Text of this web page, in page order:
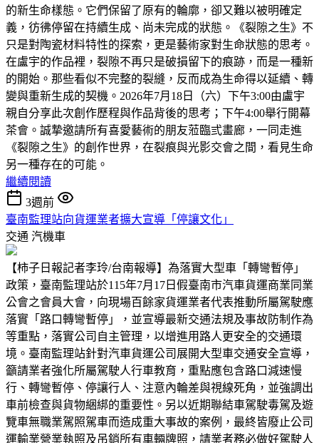
的新生命樣態。它們保留了原有的輪廓，卻又難以被明確定
義，彷彿停留在持續生成、尚未完成的狀態。《裂隙之生》不
只是對陶瓷材料特性的探索，更是藝術家對生命狀態的思考。
在盧宇的作品裡，裂隙不再只是破損留下的痕跡，而是一種新
的開始。那些看似不完整的裂縫，反而成為生命得以延續、轉
變與重新生成的契機。2026年7月18日（六）下午3:00由盧宇
親自分享此次創作歷程與作品背後的思考；下午4:00舉行開幕
茶會。誠摯邀請所有喜愛藝術的朋友蒞臨弎畫廊，一同走進
《裂隙之生》的創作世界，在裂痕與光影交會之間，看見生命
另一種存在的可能。
繼續閱讀
3週前
臺南監理站向貨運業者擴大宣導「停讓文化」
交通 汽機車
【柿子日報記者李玲/台南報導】為落實大型車「轉彎暫停」
政策，臺南監理站於115年7月17日假臺南市汽車貨運商業同業
公會之會員大會，向現場百餘家貨運業者代表推動所屬駕駛應
落實「路口轉彎暫停」，並宣導最新交通法規及事故防制作為
等重點，落實公司自主管理，以增進用路人更安全的交通環
境。臺南監理站針對汽車貨運公司展開大型車交通安全宣導，
籲請業者強化所屬駕駛人行車教育，重點應包含路口減速慢
行、轉彎暫停、停讓行人、注意內輪差與視線死角，並強調出
車前檢查與貨物綑綁的重要性。另以近期聯結車駕駛毒駕及遊
覽車無職業駕照駕車而造成重大事故的案例，最終皆廢止公司
運輸業營業執照及吊銷所有車輛牌照，請業者務必做好駕駛人